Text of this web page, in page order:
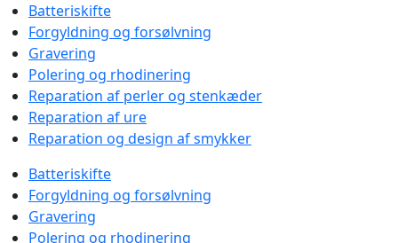
Batteriskifte
Forgyldning og forsølvning
Gravering
Polering og rhodinering
Reparation af perler og stenkæder
Reparation af ure
Reparation og design af smykker
Batteriskifte
Forgyldning og forsølvning
Gravering
Polering og rhodinering